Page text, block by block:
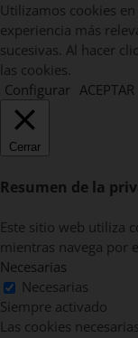
Utilizamos cookies
experiencia más
sucesivas. Al hacer
las cookies.
Configurar ACEPTAR
Cerrar
Resumen de la
Este sitio web utiliza
mientras navega por
Necesarias
Necesarias
Siempre activado
Las cookies